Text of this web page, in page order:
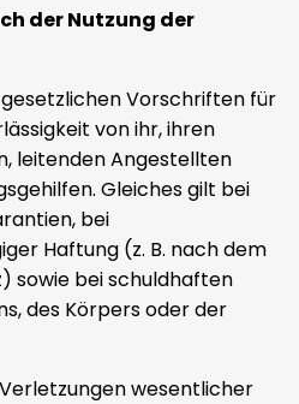
der Nutzung der
Vorschriften für
von ihr, ihren
leitenden Angestellten
Gleiches gilt bei
bei
Haftung (z. B. nach dem
sowie bei schuldhaften
des Körpers oder der
wesentlicher